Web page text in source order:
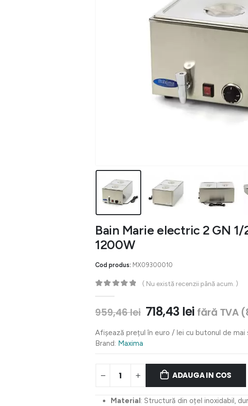
Bain Marie electric 2 GN 1/
1200W
Cod produs: MX09300010
( Nu există recenzii până acum. )
959,46lei Prețul
a
959,46 lei.
718,43 leiPrețul
este:
fără TVA (
Afișează prețul în euro / lei cu butonul de mai
Brand: Maxima
ADAUGA IN COS
Material : Structură din oțel inoxidabil,